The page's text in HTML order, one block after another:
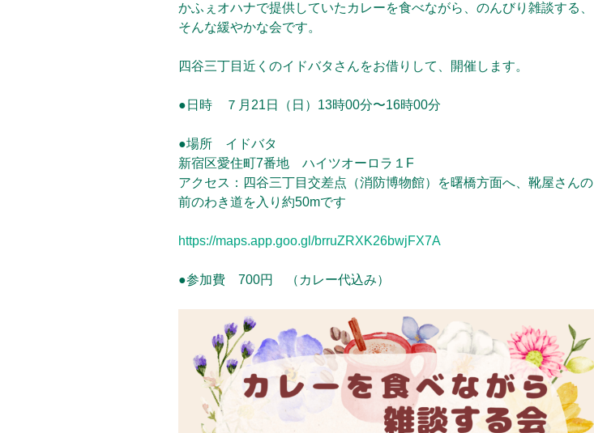
かふぇオハナで提供していたカレーを食べながら、のんびり雑談する、
そんな緩やかな会です。
四谷三丁目近くのイドバタさんをお借りして、開催します。
●日時 ７月21日（日）13時00分〜16時00分
●場所 イドバタ
新宿区愛住町7番地 ハイツオーロラ１F
アクセス：四谷三丁目交差点（消防博物館）を曙橋方面へ、靴屋さんの
前のわき道を入り約50mです
https://maps.app.goo.gl/brruZRXK26bwjFX7A
●参加費 700円 （カレー代込み）